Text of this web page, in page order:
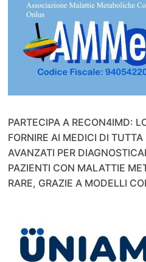
PARTECIPA A RECON4IMD:
FORNIRE AI MEDICI DI
AVANZATI PER
PAZIENTI CON MALATTIE
RARE, GRAZIE A MODELLI